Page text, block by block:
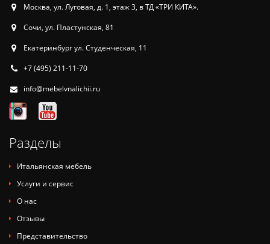
Москва, ул. Луговая, д. 1, этаж 3, в ТД «ТРИ КИТА».
Сочи, ул. Пластунская, 81
Екатеринбург ул. Студенческая, 11
+7 (495) 211-11-70
info@mebelvnalichii.ru
Разделы
Итальянская мебель
Услуги и сервис
О нас
Отзывы
Представительство